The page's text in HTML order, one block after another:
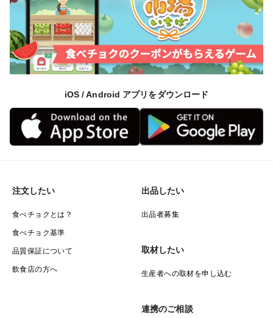
iOS / Android アプリをダウンロード
注文したい
食べチョクとは？
食べチョク基準
品質保証について
飲食店の方へ
出品したい
出品者募集
取材したい
生産者への取材を申し込む
連携のご相談